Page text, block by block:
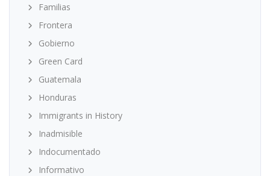
Familias
Frontera
Gobierno
Green Card
Guatemala
Honduras
Immigrants in History
Inadmisible
Indocumentado
Informativo